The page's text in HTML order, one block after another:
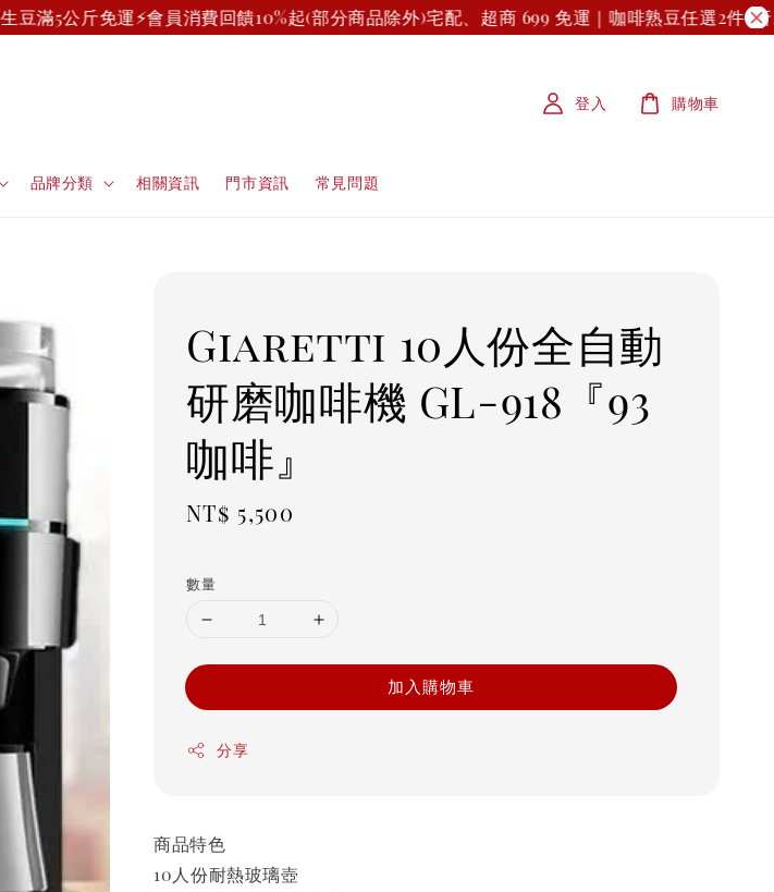
滿5公斤免運⚡會員消費回饋10%起(部分商品除外)宅配、超商 699 免運｜咖啡熟豆任選2件9折⚡
品牌分類 相關資訊 門市資訊 常見問題
登入 購物車
Giaretti 10人份全自動
研磨咖啡機 GL-918『93
咖啡』
Regular
NT$ 5,500
數量
加入購物車
分享
商品特色
10人份耐熱玻璃壺